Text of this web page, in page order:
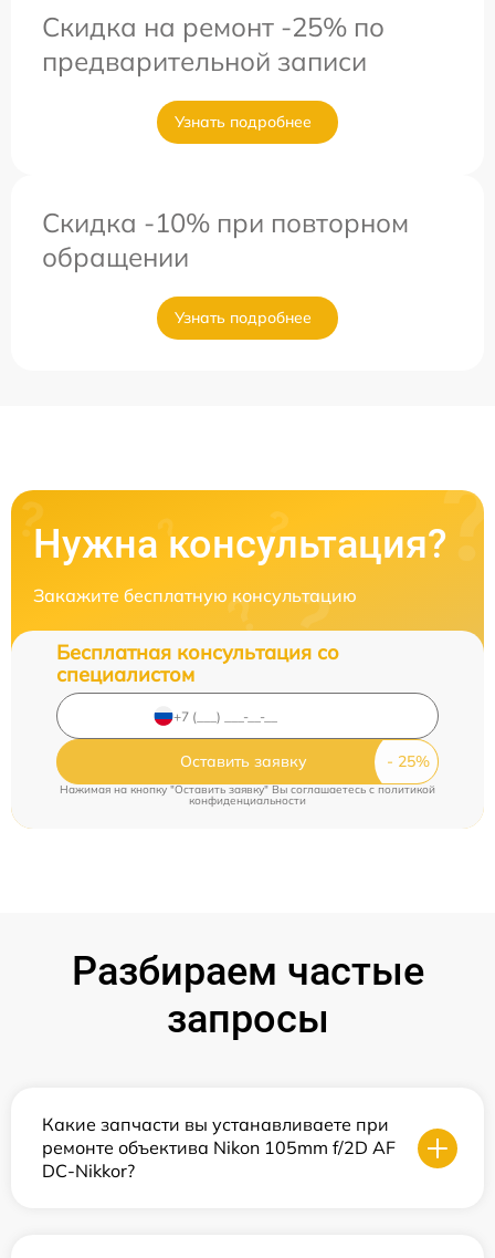
Скидка на ремонт -25% по
предварительной записи
Узнать подробнее
Скидка -10% при повторном
обращении
Узнать подробнее
Нужна консультация?
Закажите бесплатную консультацию
Бесплатная консультация со
специалистом
Оставить заявку
Нажимая на кнопку "Оставить заявку" Вы соглашаетесь cполитикой
конфиденциальности
Разбираем частые
запросы
Какие запчасти вы устанавливаете при
ремонте объектива Nikon 105mm f/2D AF
DC-Nikkor?